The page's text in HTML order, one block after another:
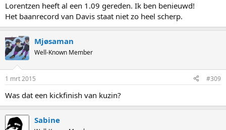
Lorentzen heeft al een 1.09 gereden. Ik ben benieuwd!
Het baanrecord van Davis staat niet zo heel scherp.
Mjøsaman
Well-Known Member
1 mrt 2015 #309
Was dat een kickfinish van kuzin?
Sabine